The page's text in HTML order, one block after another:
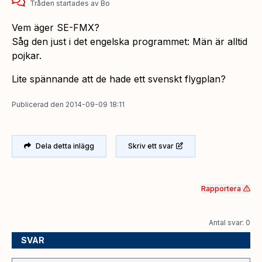
Tråden startades av Bo
Vem äger SE-FMX?
Såg den just i det engelska programmet: Män är alltid
pojkar.
Lite spännande att de hade ett svenskt flygplan?
Publicerad den 2014-09-09 18:11
Dela detta inlägg Skriv ett svar
Rapportera
Antal svar: 0
SVAR